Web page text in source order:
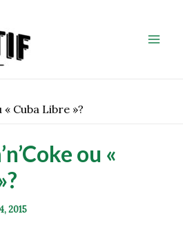
« Cuba Libre »?
ou «
2015